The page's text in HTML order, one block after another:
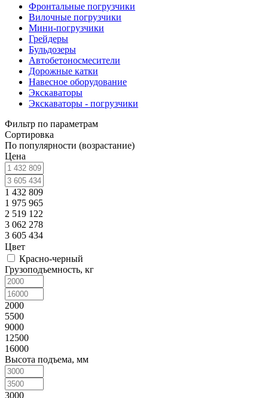
Фронтальные погрузчики
Вилочные погрузчики
Мини-погрузчики
Грейдеры
Бульдозеры
Автобетоносмесители
Дорожные катки
Навесное оборудование
Экскаваторы
Экскаваторы - погрузчики
Фильтр по параметрам
Сортировка
По популярности (возрастание)
Цена
1 432 809
1 975 965
2 519 122
3 062 278
3 605 434
Цвет
Красно-черный
Грузоподъемность, кг
2000
5500
9000
12500
16000
Высота подъема, мм
3000